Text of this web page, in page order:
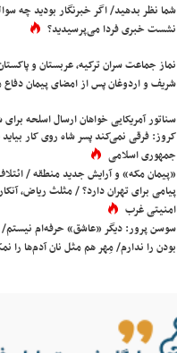
شما نظر بدهید/ اگر خبرنگار بودید چه
نشست خبری فردا می‌پرسیدید؟
نماز جماعت سران ترکیه، عربستان و
شریف و اردوغان پس از امضای پیمان
سناتور آمریکایی خواهان ارسال اسلحه
کروز: فرقی نمی‌کند پسر شاه روی کار
جمهوری اسلامی
«پیمان مکه» و آرایش جدید منطقه /
پیامی برای تهران دارد؟ / مثلث ریاض،
امنیتی غرب
سوسن پرور: دیگر «عاشق» حرفه‌ام نیستم/
بودن را ندارم/ مِهر هم مثل نان آدم‌ها را